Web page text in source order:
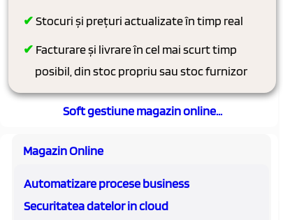
✔Stocuri și prețuri actualizate în timp real
✔ Facturare și livrare în cel mai scurt timp
posibil, din stoc propriu sau stoc furnizor
Soft gestiune magazin online...
Magazin Online
Automatizare procese business
Securitatea datelor in cloud